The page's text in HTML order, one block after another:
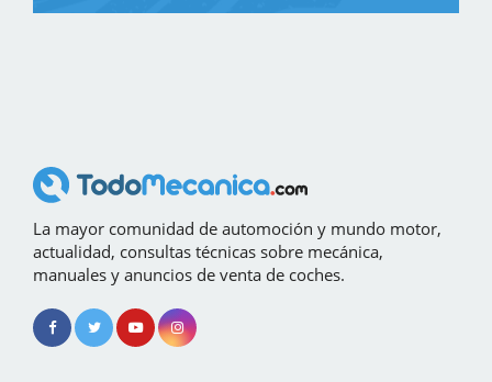
La mayor comunidad de automoción y mundo motor,
actualidad, consultas técnicas sobre mecánica,
manuales y anuncios de venta de coches.